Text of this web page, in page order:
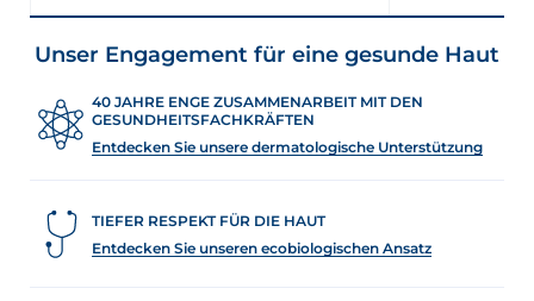
Unser Engagement für eine gesunde Haut
40 JAHRE ENGE ZUSAMMENARBEIT MIT DEN
GESUNDHEITSFACHKRÄFTEN
Entdecken Sie unsere dermatologische Unterstützung
TIEFER RESPEKT FÜR DIE HAUT
Entdecken Sie unseren ecobiologischen Ansatz